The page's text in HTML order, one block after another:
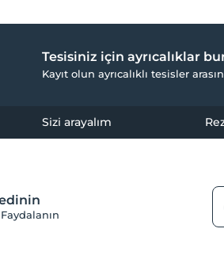
Tesisiniz için ayrıcalıklar
Kayıt olun ayrıcalıklı tesisler
Sizi arayalım